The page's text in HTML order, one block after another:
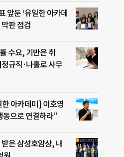
앞둔 ‘유일한 아카데
판 점검
수요, 기반은 취
규직·나홀로 사무
아카데미] 이호영
동으로 연결하라”
은 삼성호암상, 내